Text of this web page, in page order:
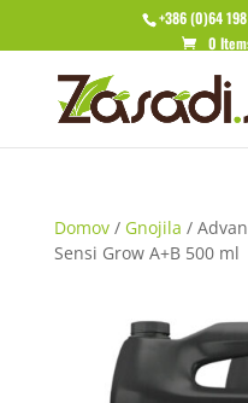
+386 (0)64
0
Domov/ Gnojila /
Sensi Grow A+B 500 ml